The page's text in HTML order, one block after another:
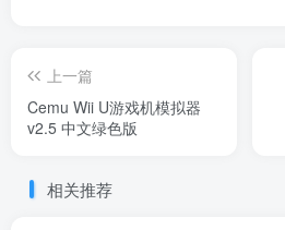
上一篇
Cemu Wii U游戏机模拟器
v2.5 中文绿色版
相关推荐